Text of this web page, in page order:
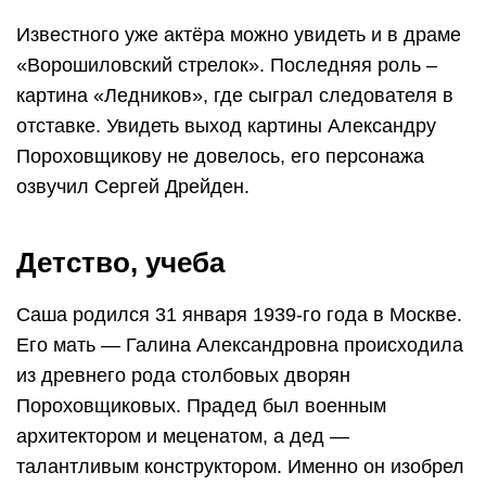
Известного уже актёра можно увидеть и в драме
«Ворошиловский стрелок». Последняя роль –
картина «Ледников», где сыграл следователя в
отставке. Увидеть выход картины Александру
Пороховщикову не довелось, его персонажа
озвучил Сергей Дрейден.
Детство, учеба
Саша родился 31 января 1939-го года в Москве.
Его мать — Галина Александровна происходила
из древнего рода столбовых дворян
Пороховщиковых. Прадед был военным
архитектором и меценатом, а дед —
талантливым конструктором. Именно он изобрел